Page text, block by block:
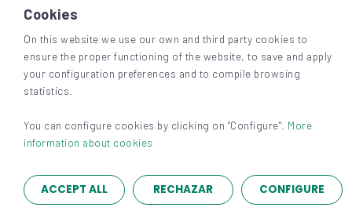
Cookieak
Cookies
On this website we use our own and third party cookies to
ensure the proper functioning of the website, to save and apply
your configuration preferences and to compile browsing
statistics.
You can configure cookies by clicking on "Configure". More
information about cookies
ACCEPT ALL RECHAZAR CONFIGURE